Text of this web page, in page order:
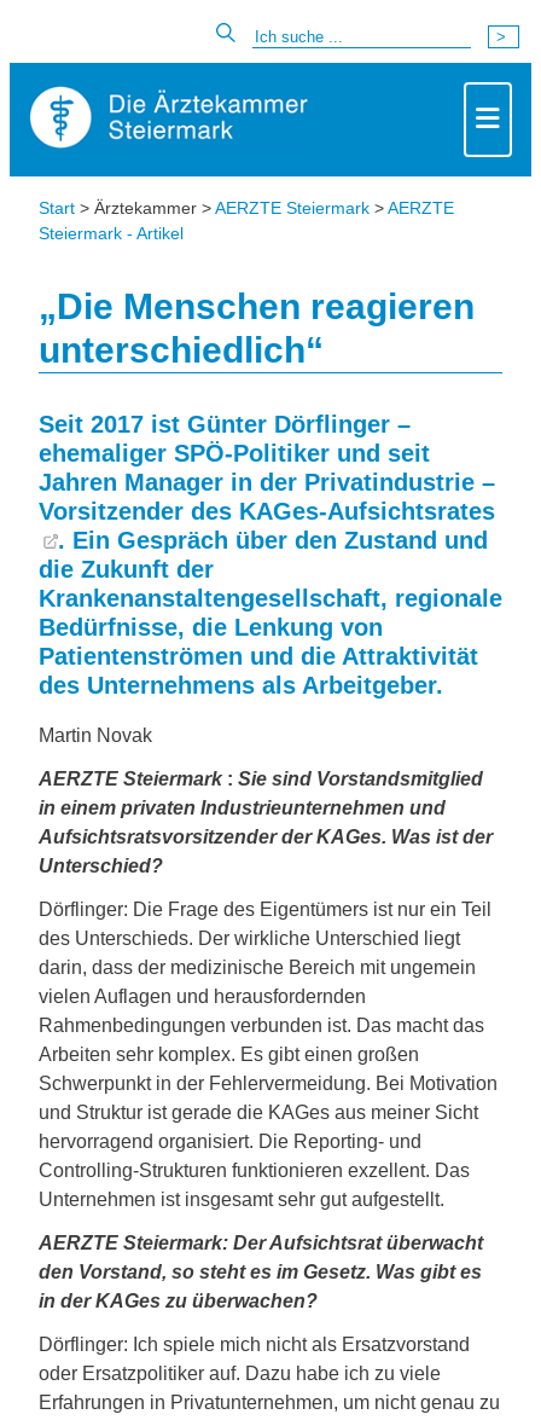
Start > Ärztekammer >AERZTE Steiermark >AERZTE
Steiermark - Artikel
„Die Menschen reagieren
unterschiedlich“
Seit 2017 ist Günter Dörflinger –
ehemaliger SPÖ-Politiker und seit
Jahren Manager in der Privatindustrie –
Vorsitzender des KAGes-Aufsichtsrates
. Ein Gespräch über den Zustand und
die Zukunft der
Krankenanstaltengesellschaft, regionale
Bedürfnisse, die Lenkung von
Patientenströmen und die Attraktivität
des Unternehmens als Arbeitgeber.
Martin Novak
AERZTE Steiermark: Sie sind Vorstandsmitglied
in einem privaten Industrieunternehmen und
Aufsichtsratsvorsitzender der KAGes. Was ist der
Unterschied?
Dörflinger: Die Frage des Eigentümers ist nur ein Teil
des Unterschieds. Der wirkliche Unterschied liegt
darin, dass der medizinische Bereich mit ungemein
vielen Auflagen und herausfordernden
Rahmenbedingungen verbunden ist. Das macht das
Arbeiten sehr komplex. Es gibt einen großen
Schwerpunkt in der Fehlervermeidung. Bei Motivation
und Struktur ist gerade die KAGes aus meiner Sicht
hervorragend organisiert. Die Reporting- und
Controlling-Strukturen funktionieren exzellent. Das
Unternehmen ist insgesamt sehr gut aufgestellt.
AERZTE Steiermark: Der Aufsichtsrat überwacht
den Vorstand, so steht es im Gesetz. Was gibt es
in der KAGes zu überwachen?
Dörflinger: Ich spiele mich nicht als Ersatzvorstand
oder Ersatzpolitiker auf. Dazu habe ich zu viele
Erfahrungen in Privatunternehmen, um nicht genau zu